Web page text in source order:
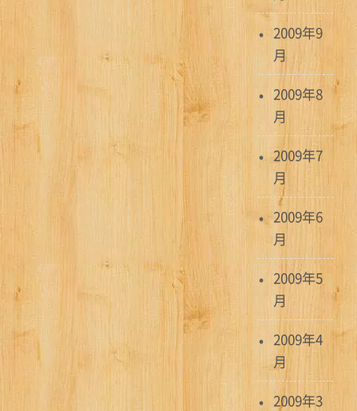
2009年9
月
2009年8
月
2009年7
月
2009年6
月
2009年5
月
2009年4
月
2009年3